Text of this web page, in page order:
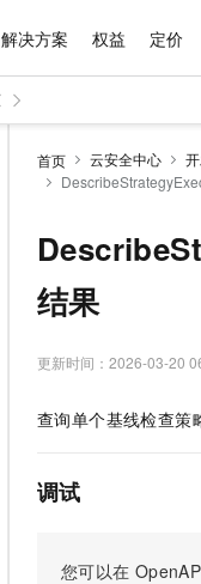
解决方案 权益 定价
首页 云安全中心
结果
更新时间： 2026-03-20
查询单个基线检查策
调试
您可以在
千问AI平台
大模型
文本生成
Qwen3.8-Max HOT
精选产品
大模型服务平台百炼 大模
千问大模型 大模型
多元化、高性能、安全可靠的
随时随地安全接入的云上超
云解析DNS
云原生大数据计算服务
面向分析的企业级SaaS模式
精选解决方案
千问办公，解锁你的工作
Agency Agents：拥有专
快速拥有专属 OpenClaw
普惠上云
普惠上云 官方力荐
官方推荐返现计划
推荐新用户得奖励，单订单最
高校专属算力普惠，学生认
免费试用
解决方案免费试用 新老同享
最高领取价值200元试用点，
产品定价
了解云产品的定价详情
云上成本管理
管理和优化成本
精选商城
网站建设
友盟天域
观测云
电子合同
Tableau 订阅
成为销售伙伴
分销伙伴
销售伙伴合作计划
Consulting Partner 合作计
售前咨询
在线服务
售后服务
自助服务
短信专区
为什么选择阿里云
什么是云计算
安全合规
分析师报告
云开发大赛